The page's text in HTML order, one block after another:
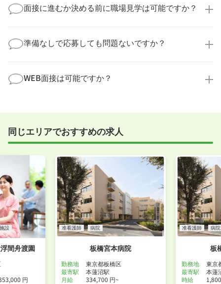
してお答えいたします。
勤務体制や職場の雰囲気、研修制度など、どんな小さ
す！
面接に進むか決める前に職場見学は可能ですか？
積極的に受け入れています。実際の職場環境や働く人
の様子を見ることで、より安心してご判断いただけま
ださい！
準備なしで応募しても問題ないですか？
まで、一からサポートいたします。「転職を考え始め
たばかり」「何から始めればいいか分からない」とい
WEB面接は可能ですか？
すめしていますが、企業様によってはWEB面接を導入
事前に確認することは可能ですので、お気軽にお申し
付けください！
同じエリアでおすすめの求人
設
間舟渡園
円
准看護師 病院
板橋宮本病院
勤務地
東京都板橋区
最寄駅
本蓮沼駅
月給
334,700 円~
准看護師 病院
板
勤務地
東京
最寄駅
本蓮
時給